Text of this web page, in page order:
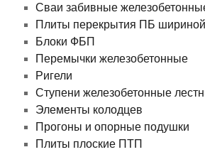
Сваи забивные
Плиты перекрытия ПБ
Блоки ФБП
Перемычки железобетонные
Ригели
Ступени железобетонные
Элементы колодцев
Прогоны и опорные подушки
Плиты плоские ПТП